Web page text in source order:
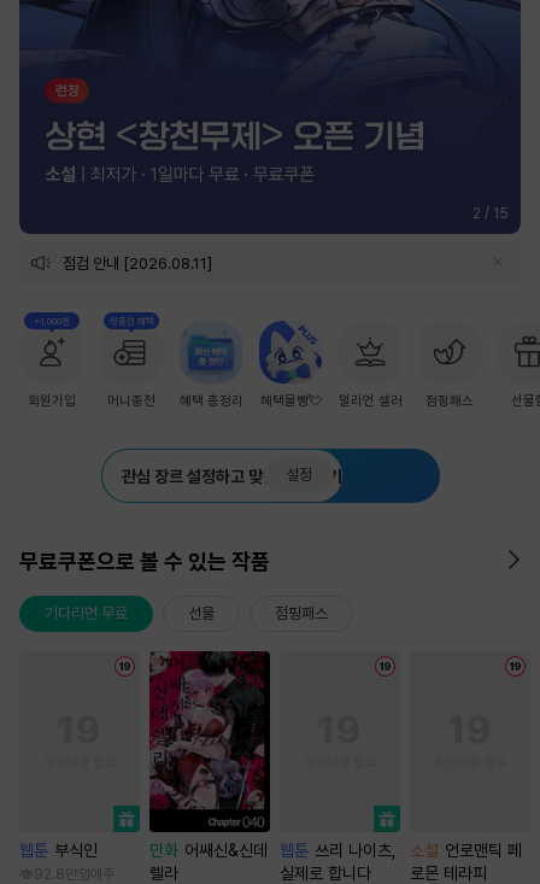
2 / 15
점검 안내 [2026.08.11]
+1,000원
회원가입
첫충전 혜택
머니충전 혜택 총정리 혜택몰빵💘 밀리언 셀러 점핑패스 선물
관심 장르 설정하고 맞춤 추천 받기
설정
무료쿠폰으로 볼 수 있는 작품
기다리면 무료 선물 점핑패스
웹툰 부식인
92.8만 임애주
만화 어쌔신&신데
렐라
웹툰 쓰리 나이츠,
실제로 합니다
소설 언로맨틱 페
로몬 테라피